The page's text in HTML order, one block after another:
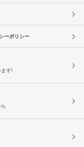
ーポリシー
す!